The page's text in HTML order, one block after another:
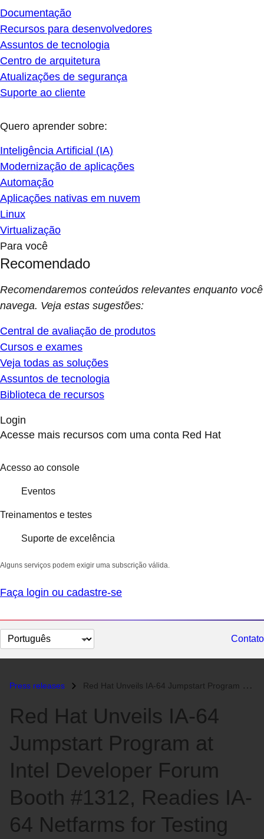
Documentação
Recursos para desenvolvedores
Assuntos de tecnologia
Centro de arquitetura
Atualizações de segurança
Suporte ao cliente
Quero aprender sobre:
Inteligência Artificial (IA)
Modernização de aplicações
Automação
Aplicações nativas em nuvem
Linux
Virtualização
Para você
Recomendado
Recomendaremos conteúdos relevantes enquanto você
navega. Veja estas sugestões:
Central de avaliação de produtos
Cursos e exames
Veja todas as soluções
Assuntos de tecnologia
Biblioteca de recursos
Login
Acesse mais recursos com uma conta Red Hat
Acesso ao console
Eventos
Treinamentos e testes
Suporte de excelência
Alguns serviços podem exigir uma subscrição válida.
Faça login ou cadastre-se
Selecionar
idioma
Contato
Press releases Red Hat Unveils IA-64 Jumpstart Program at Intel Developer Forum Booth...
Red Hat Unveils IA-64
Jumpstart Program at
Intel Developer Forum
Booth #1312, Readies IA-
64 Netfarms for Testing